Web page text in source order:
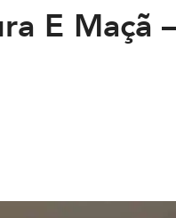
E Maçã